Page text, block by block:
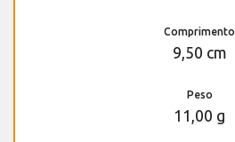
Comprimento
9,50 cm
Peso
11,00 g